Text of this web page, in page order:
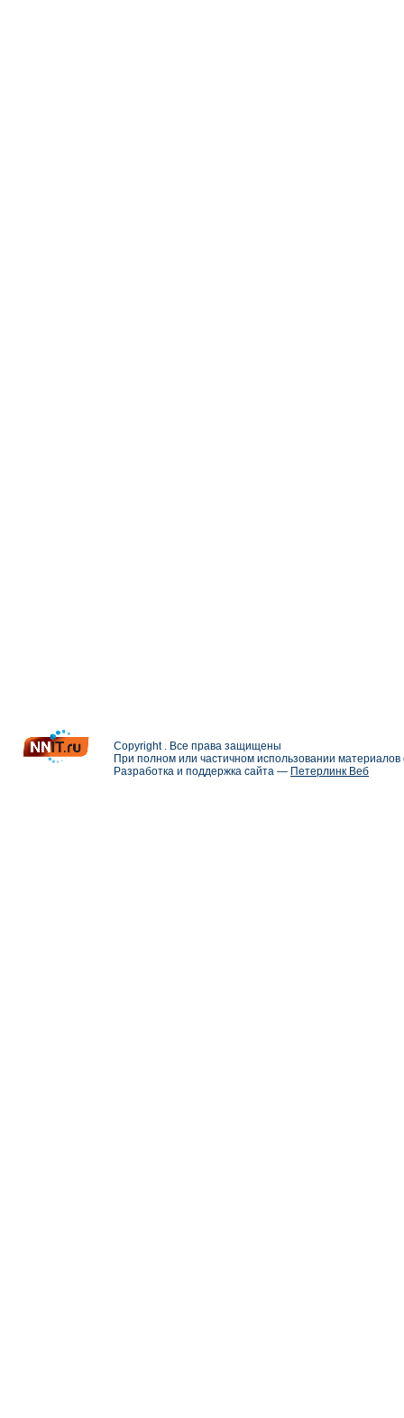
Copyright . Все права защищены
При полном или частичном использовании
Разработка и поддержка сайта — Петерлинк Веб